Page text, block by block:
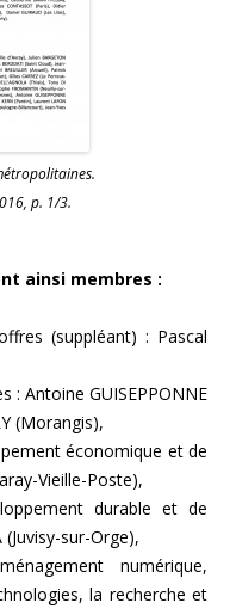
p. 1/3.
ainsi membres :
(suppléant) : Pascal
: Antoine GUISEPPONNE
(Morangis),
économique et de
Vieille-Poste),
durable et de
(Juvisy-sur-Orge),
numérique,
la recherche et